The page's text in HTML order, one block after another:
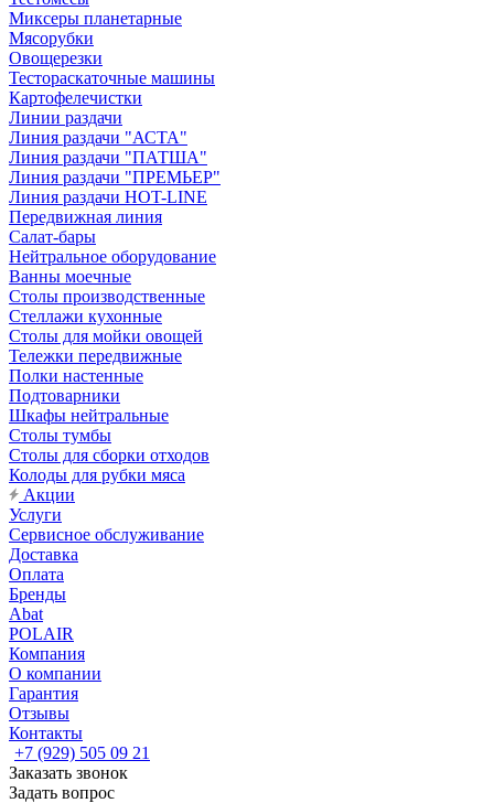
Миксеры планетарные
Мясорубки
Овощерезки
Тестораскаточные машины
Картофелечистки
Линии раздачи
Линия раздачи "АСТА"
Линия раздачи "ПАТША"
Линия раздачи "ПРЕМЬЕР"
Линия раздачи HOT-LINE
Передвижная линия
Салат-бары
Нейтральное оборудование
Ванны моечные
Столы производственные
Стеллажи кухонные
Столы для мойки овощей
Тележки передвижные
Полки настенные
Подтоварники
Шкафы нейтральные
Столы тумбы
Столы для сборки отходов
Колоды для рубки мяса
Акции
Услуги
Сервисное обслуживание
Доставка
Оплата
Бренды
Abat
POLAIR
Компания
О компании
Гарантия
Отзывы
Контакты
+7 (929) 505 09 21
Заказать звонок
Задать вопрос